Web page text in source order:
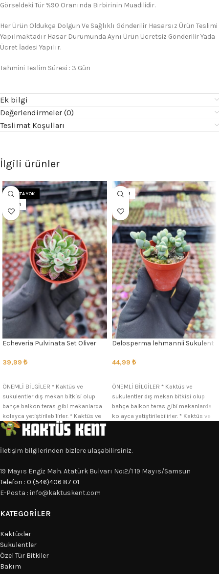
Görseldeki Tür %90 Oranında Birbirinin Muadilidir.
Her Ürün Oldukça Dolgun Ve Sağlıklı Gönderilir Hasarsız Ürün Teslimi
Yapılmaktadır Hasar Durumunda Aynı Ürün Ücretsiz Gönderilir Yada
Ücret İadesi Yapılır.
Tahmini Teslim Süresi : 3 Gün
Ek bilgi
Değerlendirmeler (0)
Teslimat Koşulları
İlgili ürünler
STOKTA YOK
5.5CM
Echeveria Pulvinata Set Oliver
39,99 ₺
ÖNEMLİ BİLGİLER * Kaktüs ve
sukulentler dış mekan bitkisi olup
bahçe balkon teras gibi mekanlarda
kolayca yetiştirilebilirler. * Kaktüs ve
5.5CM
Delosperma lehmannii Sukulent
44,99 ₺
ÖNEMLİ BİLGİLER * Kaktüs ve
sukulentler dış mekan bitkisi olup
bahçe balkon teras gibi mekanlarda
kolayca yetiştirilebilirler. * Kaktüs ve
İletişim bilgilerinden bizlere ulaşabilirsiniz.
19 Mayıs Engiz Mah. Atatürk Bulvarı No:2/1 19 Mayıs/Samsun
Telefon : 0 (546)406 87 01
E-Posta : info@kaktuskent.com
KATEGORILER
Kaktüsler
Sukulentler
Özel Tür Bitkiler
Bakım